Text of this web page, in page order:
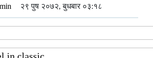
२९ पुष २०७२, बुधबार ०३:१८